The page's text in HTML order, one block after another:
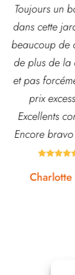
Très belle
grand choix
et
également de
autre
jardin.
souvent
pour
conseiller.